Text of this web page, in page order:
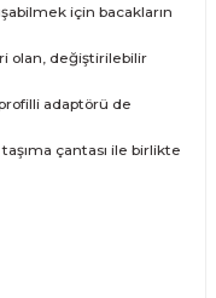
için bacakların
olan, değiştirilebilir
adaptörü de
taşıma çantası ile birlikte